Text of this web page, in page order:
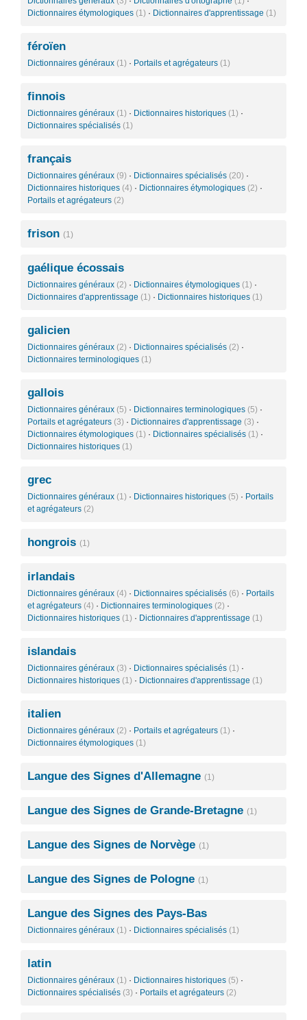
Dictionnaires étymologiques (1) · Dictionnaires d'apprentissage (1)
féroïen
Dictionnaires généraux (1) · Portails et agrégateurs (1)
finnois
Dictionnaires généraux (1) · Dictionnaires historiques (1) ·
Dictionnaires spécialisés (1)
français
Dictionnaires généraux (9) · Dictionnaires spécialisés (20) ·
Dictionnaires historiques (4) · Dictionnaires étymologiques (2) ·
Portails et agrégateurs (2)
frison (1)
gaélique écossais
Dictionnaires généraux (2) · Dictionnaires étymologiques (1) ·
Dictionnaires d'apprentissage (1) · Dictionnaires historiques (1)
galicien
Dictionnaires généraux (2) · Dictionnaires spécialisés (2) ·
Dictionnaires terminologiques (1)
gallois
Dictionnaires généraux (5) · Dictionnaires terminologiques (5) ·
Portails et agrégateurs (3) · Dictionnaires d'apprentissage (3) ·
Dictionnaires étymologiques (1) · Dictionnaires spécialisés (1) ·
Dictionnaires historiques (1)
grec
Dictionnaires généraux (1) · Dictionnaires historiques (5) · Portails
et agrégateurs (2)
hongrois (1)
irlandais
Dictionnaires généraux (4) · Dictionnaires spécialisés (6) · Portails
et agrégateurs (4) · Dictionnaires terminologiques (2) ·
Dictionnaires historiques (1) · Dictionnaires d'apprentissage (1)
islandais
Dictionnaires généraux (3) · Dictionnaires spécialisés (1) ·
Dictionnaires historiques (1) · Dictionnaires d'apprentissage (1)
italien
Dictionnaires généraux (2) · Portails et agrégateurs (1) ·
Dictionnaires étymologiques (1)
Langue des Signes d'Allemagne (1)
Langue des Signes de Grande-Bretagne (1)
Langue des Signes de Norvège (1)
Langue des Signes de Pologne (1)
Langue des Signes des Pays-Bas
Dictionnaires généraux (1) · Dictionnaires spécialisés (1)
latin
Dictionnaires généraux (1) · Dictionnaires historiques (5) ·
Dictionnaires spécialisés (3) · Portails et agrégateurs (2)